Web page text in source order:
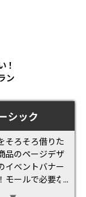
！
ン
シック
そろそろ借りた
品のページデザ
イベントバナー
モールで必要な